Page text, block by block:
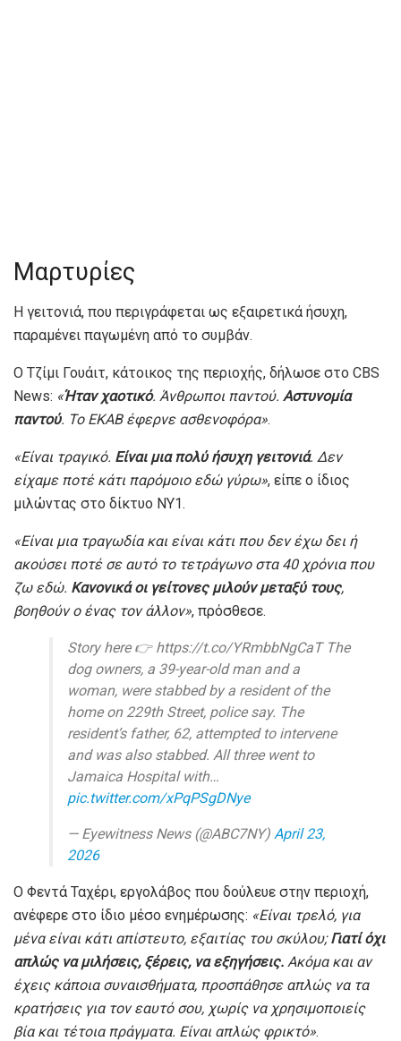
Μαρτυρίες
Η γειτονιά, που περιγράφεται ως εξαιρετικά ήσυχη,
παραμένει παγωμένη από το συμβάν.
Ο Τζίμι Γουάιτ, κάτοικος της περιοχής, δήλωσε στο CBS
News: «Ήταν χαοτικό. Άνθρωποι παντού. Αστυνομία
παντού. Το ΕΚΑΒ έφερνε ασθενοφόρα».
«Είναι τραγικό. Είναι μια πολύ ήσυχη γειτονιά. Δεν
είχαμε ποτέ κάτι παρόμοιο εδώ γύρω», είπε ο ίδιος
μιλώντας στο δίκτυο NY1.
«Είναι μια τραγωδία και είναι κάτι που δεν έχω δει ή
ακούσει ποτέ σε αυτό το τετράγωνο στα 40 χρόνια που
ζω εδώ. Κανονικά οι γείτονες μιλούν μεταξύ τους,
βοηθούν ο ένας τον άλλον», πρόσθεσε.
Story here 👉️ https://t.co/YRmbbNgCaT The
dog owners, a 39-year-old man and a
woman, were stabbed by a resident of the
home on 229th Street, police say. The
resident’s father, 62, attempted to intervene
and was also stabbed. All three went to
Jamaica Hospital with…
pic.twitter.com/xPqPSgDNye
— Eyewitness News (@ABC7NY) April 23,
2026
Ο Φεντά Ταχέρι, εργολάβος που δούλευε στην περιοχή,
ανέφερε στο ίδιο μέσο ενημέρωσης: «Είναι τρελό, για
μένα είναι κάτι απίστευτο, εξαιτίας του σκύλου;Γιατί όχι
απλώς να μιλήσεις, ξέρεις, να εξηγήσεις. Ακόμα και αν
έχεις κάποια συναισθήματα, προσπάθησε απλώς να τα
κρατήσεις για τον εαυτό σου, χωρίς να χρησιμοποιείς
βία και τέτοια πράγματα. Είναι απλώς φρικτό».